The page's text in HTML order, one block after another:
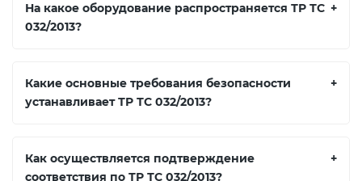
На какое оборудование распространяется ТР ТС
032/2013?
+
Какие основные требования безопасности
устанавливает ТР ТС 032/2013?
+
Как осуществляется подтверждение
соответствия по ТР ТС 032/2013?
+